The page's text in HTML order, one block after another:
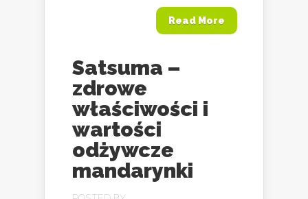
Read More
Satsuma –
zdrowe
właściwości i
wartości
odżywcze
mandarynki